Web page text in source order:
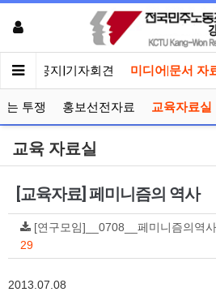
인 공지|기자회견 미디어|문서 자
는 투쟁 홍보선전자료 교육자료실
교육 자료실
[교육자료] 페미니즘의 역사
[연구모임]__0708__페미니즘의역
29
2013.07.08